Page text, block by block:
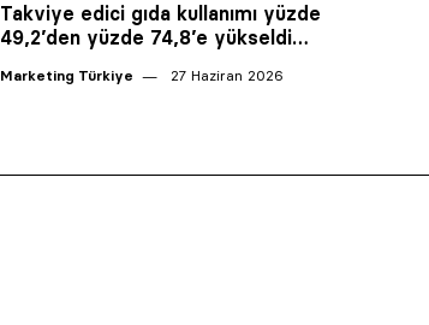
Takviye edici gıda kullanımı yüzde
49,2’den yüzde 74,8’e yükseldi…
Marketing Türkiye 27 Haziran 2026